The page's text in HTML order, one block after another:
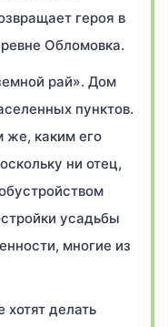
героя в
Обломовка.
рай». Дом
пунктов.
же, каким его
ни отец,
усадьбы
многие из
делать